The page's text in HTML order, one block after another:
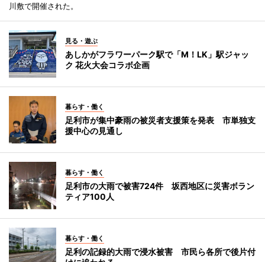
川敷で開催された。
見る・遊ぶ
あしかがフラワーパーク駅で「M！LK」駅ジャッ
ク 花火大会コラボ企画
暮らす・働く
足利市が集中豪雨の被災者支援策を発表 市単独支
援中心の見通し
暮らす・働く
足利市の大雨で被害724件 坂西地区に災害ボラン
ティア100人
暮らす・働く
足利の記録的大雨で浸水被害 市民ら各所で後片付